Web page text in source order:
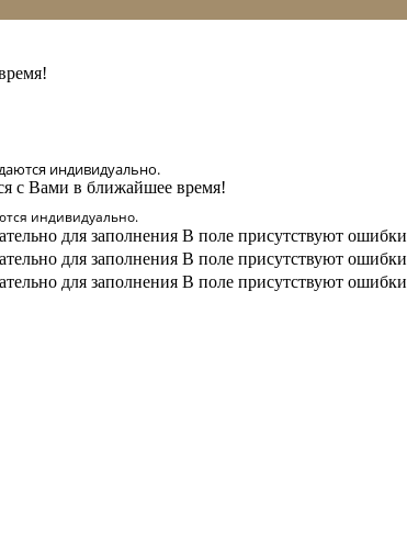
индивидуально.
с Вами в ближайшее время!
индивидуально.
для заполнения В поле присутствуют ошибки
для заполнения В поле присутствуют ошибки
для заполнения В поле присутствуют ошибки